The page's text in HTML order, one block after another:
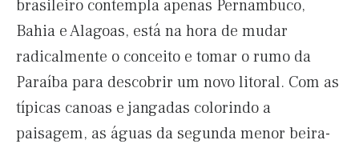
brasileiro contempla apenas Pernambuco,
Bahia e Alagoas, está na hora de mudar
radicalmente o conceito e tomar o rumo da
Paraíba para descobrir um novo litoral. Com as
típicas canoas e jangadas colorindo a
paisagem, as águas da segunda menor beira-